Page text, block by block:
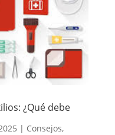
¿Qué debe
| Consejos,